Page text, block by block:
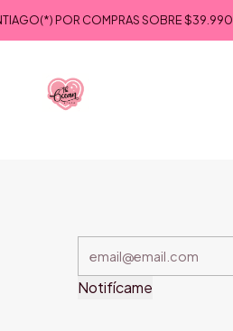
POR COMPRAS SOBRE$39.990
Inicio Privacy Policy
Policy
Notifícame